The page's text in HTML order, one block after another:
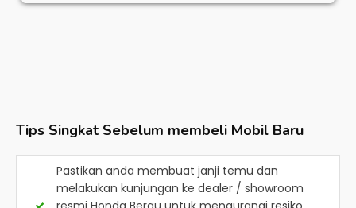
Tips Singkat Sebelum membeli Mobil Baru
Pastikan anda membuat janji temu dan
melakukan kunjungan ke dealer / showroom